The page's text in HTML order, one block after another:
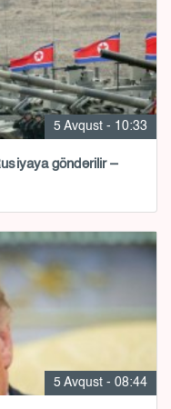
5 Avqust - 10:33
Koreyanın raket bölmələri Rusiyaya göndərilir –
5 Avqust - 08:44